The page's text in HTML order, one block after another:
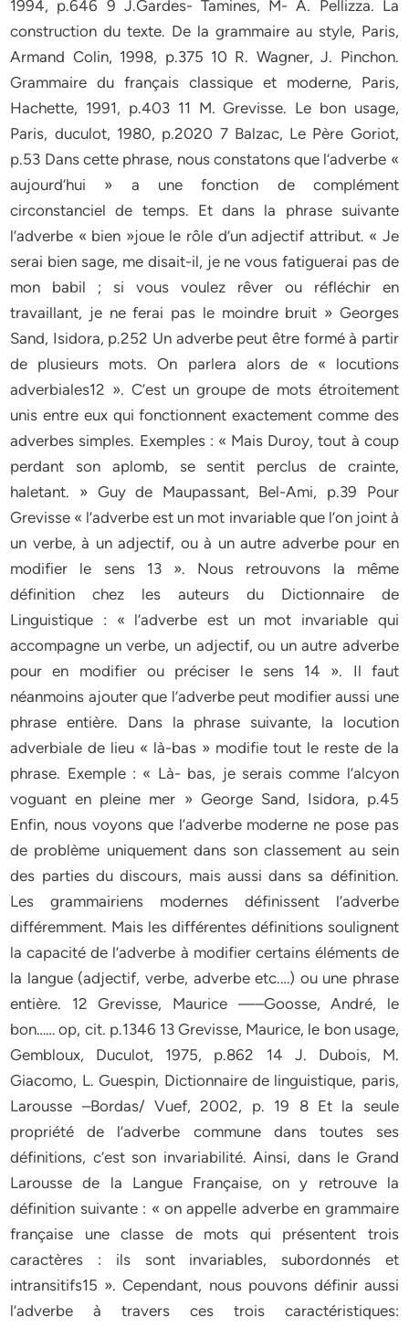
1994, p.646 9 J.Gardes- Tamines, M- A. Pellizza. La
construction du texte. De la grammaire au style, Paris,
Armand Colin, 1998, p.375 10 R. Wagner, J. Pinchon.
Grammaire du français classique et moderne, Paris,
Hachette, 1991, p.403 11 M. Grevisse. Le bon usage,
Paris, duculot, 1980, p.2020 7 Balzac, Le Père Goriot,
p.53 Dans cette phrase, nous constatons que l’adverbe «
aujourd’hui » a une fonction de complément
circonstanciel de temps. Et dans la phrase suivante
l’adverbe « bien »joue le rôle d’un adjectif attribut. « Je
serai bien sage, me disait-il, je ne vous fatiguerai pas de
mon babil ; si vous voulez rêver ou réfléchir en
travaillant, je ne ferai pas le moindre bruit » Georges
Sand, Isidora, p.252 Un adverbe peut être formé à partir
de plusieurs mots. On parlera alors de « locutions
adverbiales12 ». C’est un groupe de mots étroitement
unis entre eux qui fonctionnent exactement comme des
adverbes simples. Exemples : « Mais Duroy, tout à coup
perdant son aplomb, se sentit perclus de crainte,
haletant. » Guy de Maupassant, Bel-Ami, p.39 Pour
Grevisse « l’adverbe est un mot invariable que l’on joint à
un verbe, à un adjectif, ou à un autre adverbe pour en
modifier le sens 13 ». Nous retrouvons la même
définition chez les auteurs du Dictionnaire de
Linguistique : « l’adverbe est un mot invariable qui
accompagne un verbe, un adjectif, ou un autre adverbe
pour en modifier ou préciser le sens 14 ». Il faut
néanmoins ajouter que l’adverbe peut modifier aussi une
phrase entière. Dans la phrase suivante, la locution
adverbiale de lieu « là-bas » modifie tout le reste de la
phrase. Exemple : « Là- bas, je serais comme l’alcyon
voguant en pleine mer » George Sand, Isidora, p.45
Enfin, nous voyons que l’adverbe moderne ne pose pas
de problème uniquement dans son classement au sein
des parties du discours, mais aussi dans sa définition.
Les grammairiens modernes définissent l’adverbe
différemment. Mais les différentes définitions soulignent
la capacité de l’adverbe à modifier certains éléments de
la langue (adjectif, verbe, adverbe etc.…) ou une phrase
entière. 12 Grevisse, Maurice —–Goosse, André, le
bon…… op, cit. p.1346 13 Grevisse, Maurice, le bon usage,
Gembloux, Duculot, 1975, p.862 14 J. Dubois, M.
Giacomo, L. Guespin, Dictionnaire de linguistique, paris,
Larousse –Bordas/ Vuef, 2002, p. 19 8 Et la seule
propriété de l’adverbe commune dans toutes ses
définitions, c’est son invariabilité. Ainsi, dans le Grand
Larousse de la Langue Française, on y retrouve la
définition suivante : « on appelle adverbe en grammaire
française une classe de mots qui présentent trois
caractères : ils sont invariables, subordonnés et
intransitifs15 ». Cependant, nous pouvons définir aussi
l’adverbe à travers ces trois caractéristiques: